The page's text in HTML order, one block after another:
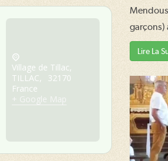
Village de Tillac,
TILLAC,
32170
France
+ Google Map
Lire La